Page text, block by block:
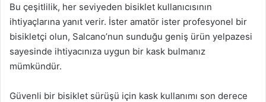
Bu çeşitlilik, her seviyeden bisiklet kullanıcısının
ihtiyaçlarına yanıt verir. İster amatör ister profesyonel bir
bisikletçi olun, Salcano’nun sunduğu geniş ürün yelpazesi
sayesinde ihtiyacınıza uygun bir kask bulmanız
mümkündür.
Güvenli bir bisiklet sürüşü için kask kullanımı son derece